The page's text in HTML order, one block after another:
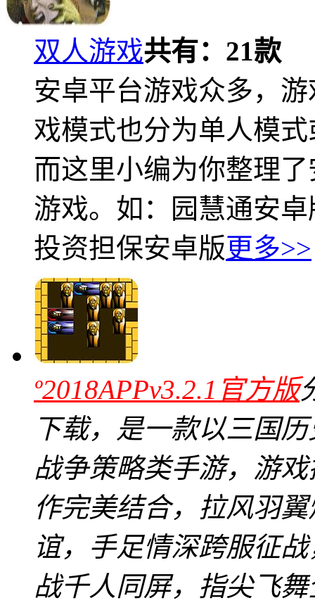
双人游戏共有： 21款
安卓平台游戏众多，
戏模式也分为单人模
而这里小编为你整理
游戏。如：园慧通安
投资担保安卓版更多>>
º2018APPv3.2.1官方版
下载，是一款以三国
战争策略类手游，游
作完美结合，拉风羽
谊，手足情深跨服征
战千人同屏，指尖飞